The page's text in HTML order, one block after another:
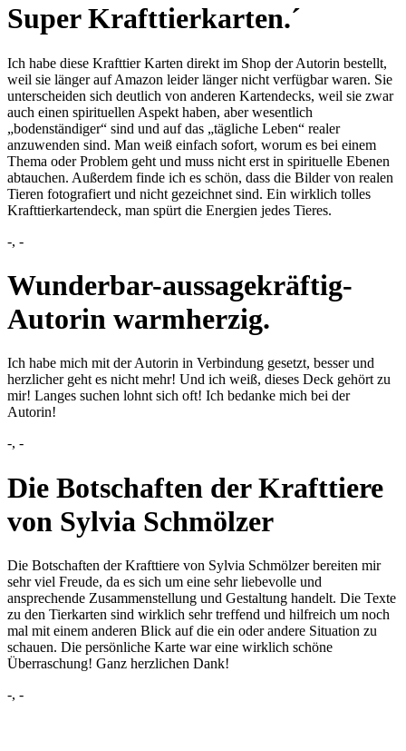
Super Krafttierkarten.´
Ich habe diese Krafttier Karten direkt im Shop der Autorin bestellt,
weil sie länger auf Amazon leider länger nicht verfügbar waren. Sie
unterscheiden sich deutlich von anderen Kartendecks, weil sie zwar
auch einen spirituellen Aspekt haben, aber wesentlich
„bodenständiger“ sind und auf das „tägliche Leben“ realer
anzuwenden sind. Man weiß einfach sofort, worum es bei einem
Thema oder Problem geht und muss nicht erst in spirituelle Ebenen
abtauchen. Außerdem finde ich es schön, dass die Bilder von realen
Tieren fotografiert und nicht gezeichnet sind. Ein wirklich tolles
Krafttierkartendeck, man spürt die Energien jedes Tieres.
-, -
Wunderbar-aussagekräftig-
Autorin warmherzig.
Ich habe mich mit der Autorin in Verbindung gesetzt, besser und
herzlicher geht es nicht mehr! Und ich weiß, dieses Deck gehört zu
mir! Langes suchen lohnt sich oft! Ich bedanke mich bei der
Autorin!
-, -
Die Botschaften der Krafttiere
von Sylvia Schmölzer
Die Botschaften der Krafttiere von Sylvia Schmölzer bereiten mir
sehr viel Freude, da es sich um eine sehr liebevolle und
ansprechende Zusammenstellung und Gestaltung handelt. Die Texte
zu den Tierkarten sind wirklich sehr treffend und hilfreich um noch
mal mit einem anderen Blick auf die ein oder andere Situation zu
schauen. Die persönliche Karte war eine wirklich schöne
Überraschung! Ganz herzlichen Dank!
-, -